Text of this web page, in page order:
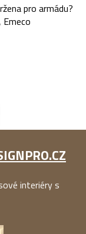
pro armádu?
interiéry s